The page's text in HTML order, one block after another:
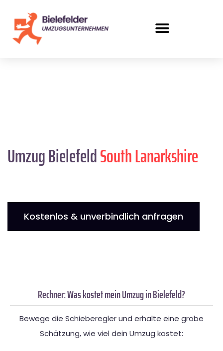
Umzug BielefeldSouth Lanarkshire
Kostenlos & unverbindlich anfragen
Rechner: Was kostet mein Umzug in Bielefeld?
Bewege die Schieberegler und erhalte eine grobe
Schätzung, wie viel dein Umzug kostet: